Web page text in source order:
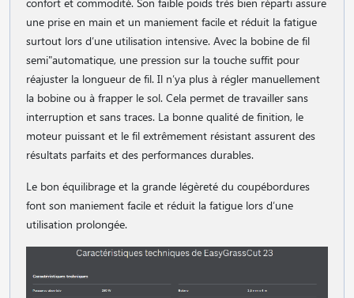
une prise en main et un maniement facile et réduit la fatigue
surtout lors d′une utilisation intensive. Avec la bobine de fil
semi"automatique, une pression sur la touche suffit pour
réajuster la longueur de fil. Il n′ya plus à régler manuellement
la bobine ou à frapper le sol. Cela permet de travailler sans
interruption et sans traces. La bonne qualité de finition, le
moteur puissant et le fil extrêmement résistant assurent des
résultats parfaits et des performances durables.
Le bon équilibrage et la grande légèreté du coupébordures
font son maniement facile et réduit la fatigue lors d′une
utilisation prolongée.